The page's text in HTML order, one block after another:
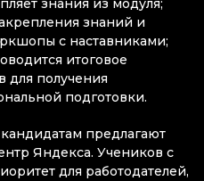
знания из модуля;
знаний и
с наставниками;
итоговое
для получения
подготовки.
предлагают
Яндекса. Учеников с
для работодателей,